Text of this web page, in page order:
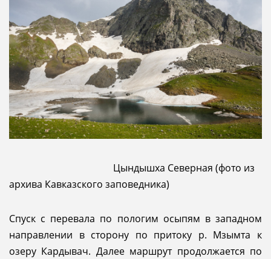
Цындышха Северная (фото из
архива Кавказского заповедника)
Спуск с перевала по пологим осыпям в западном
направлении в сторону по притоку р. Мзымта к
озеру Кардывач. Далее маршрут продолжается по